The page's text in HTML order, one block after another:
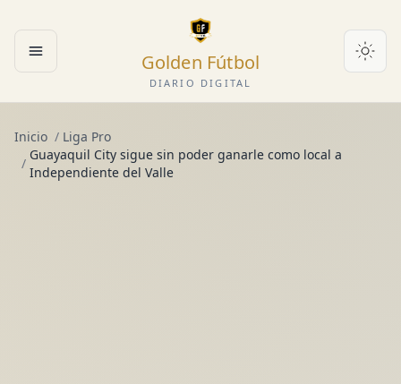
Abrir menú Golden Fútbol
DIARIO DIGITAL
Inicio / Liga Pro
/
Guayaquil City sigue sin poder ganarle como local a
Independiente del Valle